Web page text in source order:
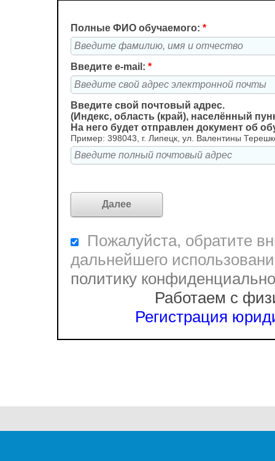
Полные ФИО обучаемого: *
Введите e-mail: *
Введите свой почтовый адрес.
(Индекс, область (край), населённый
На него будет отправлен документ об
Пример: 398043, г. Липецк, ул. Валентины
Пожалуйста, обратите
дальнейшего
политику
Работаем с
Регистрация